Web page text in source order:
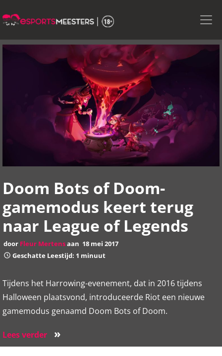
to
content
Doom Bots of Doom-
gamemodus keert terug
naar League of Legends
door Fleur Mertensaan 18 mei 2017
Geschatte Leestijd: 1 minuut
Tijdens het Harrowing-evenement, dat in 2016 tijdens
Halloween plaatsvond, introduceerde Riot een nieuwe
gamemodus genaamd Doom Bots of Doom.
Lees verder »